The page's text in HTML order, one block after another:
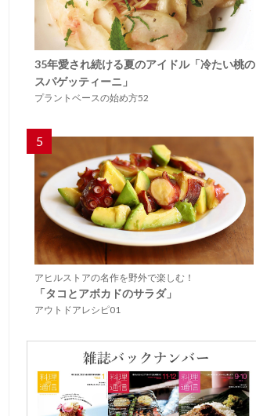
35年愛され続ける夏のアイドル「冷たい桃の
スパゲッティーニ」
プラントベースの始め方52
5
アヒルストアの名作を野外で楽しむ！
「タコとアボカドのサラダ」
アウトドアレシピ01